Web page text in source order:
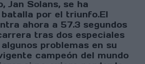
Jan Solans, se ha
por el triunfo.El
ahora a 57.3 segundos
tras dos especiales
problemas en su
campeón del mundo